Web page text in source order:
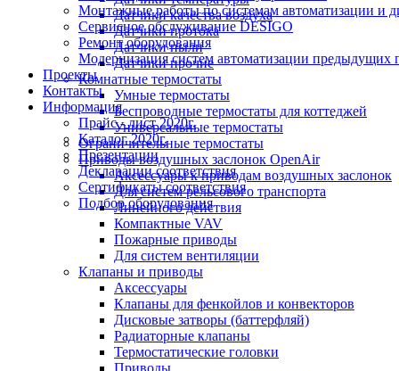
Монтажные работы по системам автоматизации и
Сервисное обслуживание DESIGO
Ремонт оборудования
Модернизация систем автоматизации
Проекты
Контакты
Информация
Прайс - лист 2020г.
Каталог 2020г.
Презентации
Декларации соответствия
Сертификаты соответствия
Подбор оборудования
Датчики качества воздуха
Датчики протока
Датчики пыли
Датчики прочие
Комнатные термостаты
Умные термостаты
Беспроводные термостаты для коттеджей
Универсальные термостаты
Ограничительные термостаты
Приводы воздушных заслонок OpenAir
Аксессуары к приводам воздушных заслонок
Для систем рельсового транспорта
Линейного действия
Компактные VAV
Пожарные приводы
Для систем вентиляции
Клапаны и приводы
Аксессуары
Клапаны для фенкойлов и конвекторов
Дисковые затворы (баттерфляй)
Радиаторные клапаны
Термостатические головки
Приводы